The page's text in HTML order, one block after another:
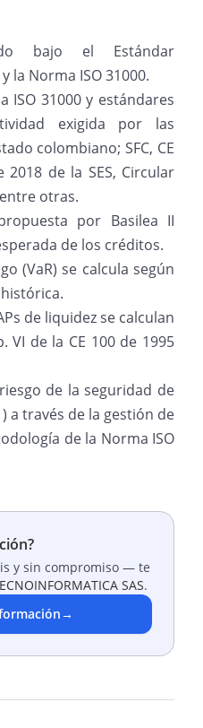
bajo el Estándar
la Norma ISO 31000.
ISO 31000 y estándares
exigida por las
colombiano; SFC, CE
2018 de la SES, Circular
otras.
por Basilea II
de los créditos.
(VaR) se calcula según
de liquidez se calculan
VI de la CE 100 de 1995
de la seguridad de
a través de la gestión de
de la Norma ISO
y sin compromiso — te
SAS.
→